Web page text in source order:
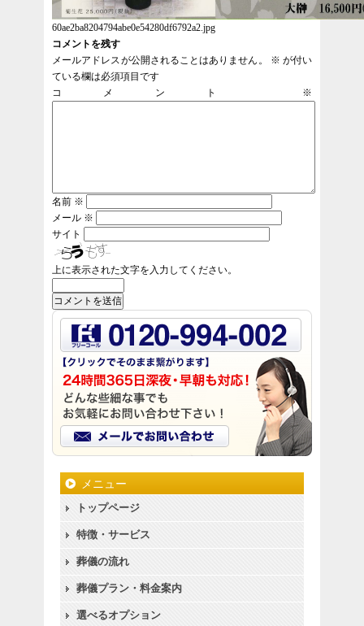
60ae2ba8204794abe0e54280df6792a2.jpg
コメントを残す
メールアドレスが公開されることはありません。
※ が付い
ている欄は必須項目です
コメント ※
名前 ※
メール ※
サイト
上に表示された文字を入力してください。
メニュー
トップページ
特徴・サービス
葬儀の流れ
葬儀プラン・料金案内
選べるオプション